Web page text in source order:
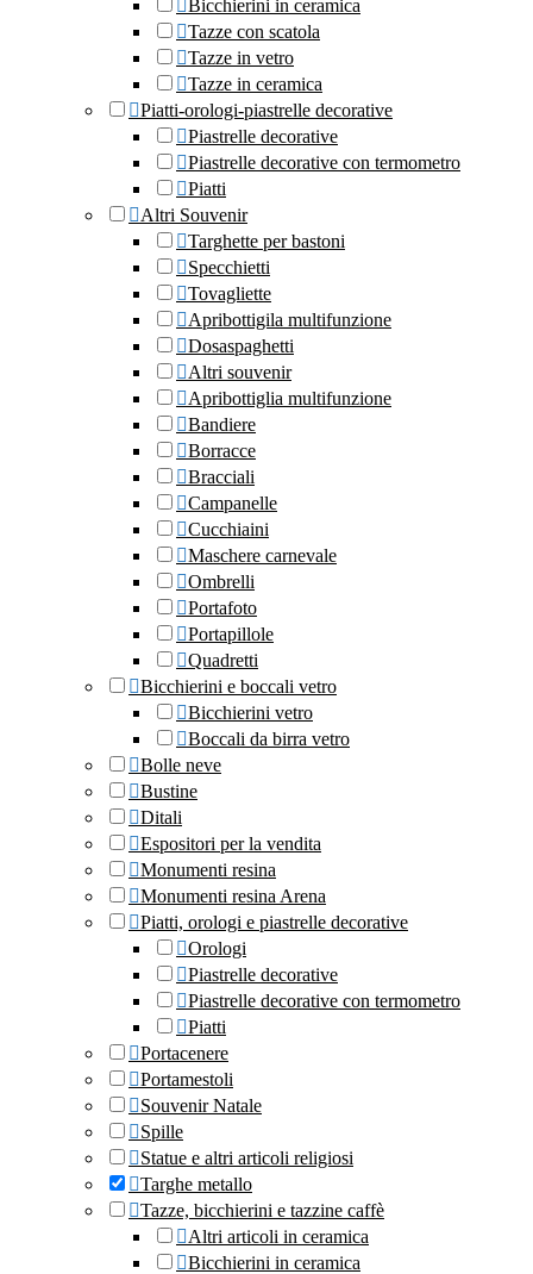
Bicchierini in ceramica
Tazze con scatola
Tazze in vetro
Tazze in ceramica
Piatti-orologi-piastrelle decorative
Piastrelle decorative
Piastrelle decorative con termometro
Piatti
Altri Souvenir
Targhette per bastoni
Specchietti
Tovagliette
Apribottigila multifunzione
Dosaspaghetti
Altri souvenir
Apribottiglia multifunzione
Bandiere
Borracce
Bracciali
Campanelle
Cucchiaini
Maschere carnevale
Ombrelli
Portafoto
Portapillole
Quadretti
Bicchierini e boccali vetro
Bicchierini vetro
Boccali da birra vetro
Bolle neve
Bustine
Ditali
Espositori per la vendita
Monumenti resina
Monumenti resina Arena
Piatti, orologi e piastrelle decorative
Orologi
Piastrelle decorative
Piastrelle decorative con termometro
Piatti
Portacenere
Portamestoli
Souvenir Natale
Spille
Statue e altri articoli religiosi
Targhe metallo
Tazze, bicchierini e tazzine caffè
Altri articoli in ceramica
Bicchierini in ceramica